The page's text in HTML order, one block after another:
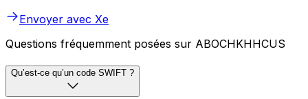
Envoyer avec Xe
Questions fréquemment posées sur ABOCHKHHCUS
Qu’est-ce qu’un code SWIFT ?